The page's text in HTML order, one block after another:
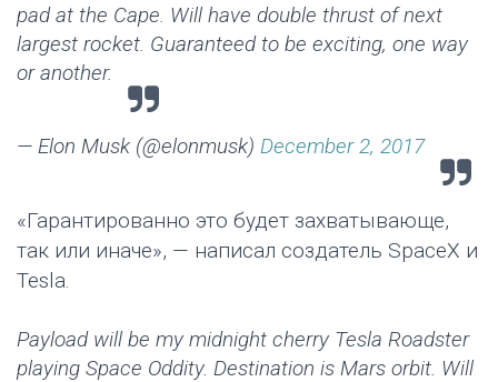
pad at the Cape. Will have double thrust of next
largest rocket. Guaranteed to be exciting, one way
or another.
— Elon Musk (@elonmusk) December 2, 2017
«Гарантированно это будет захватывающе,
так или иначе», — написал создатель SpaceX и
Tesla.
Payload will be my midnight cherry Tesla Roadster
playing Space Oddity. Destination is Mars orbit. Will